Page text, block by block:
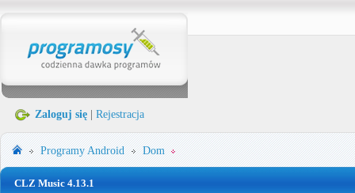
Zaloguj się Rejestracja
ProgramyAndroid Dom
CLZ Music 4.13.1